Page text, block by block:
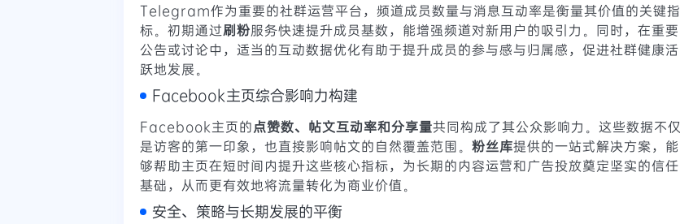
Telegram作为重要的社群运营平台，频道成员数量与消息互动率是衡量其价值的关键指
标。初期通过刷粉服务快速提升成员基数，能增强频道对新用户的吸引力。同时，在重要
公告或讨论中，适当的互动数据优化有助于提升成员的参与感与归属感，促进社群健康活
跃地发展。
Facebook主页综合影响力构建
Facebook主页的点赞数、帖文互动率和分享量共同构成了其公众影响力。这些数据不仅
是访客的第一印象，也直接影响帖文的自然覆盖范围。 粉丝库提供的一站式解决方案，能
够帮助主页在短时间内提升这些核心指标，为长期的内容运营和广告投放奠定坚实的信任
基础，从而更有效地将流量转化为商业价值。
安全、策略与长期发展的平衡